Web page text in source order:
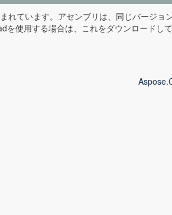
ています。アセンブリは、同じバージョ
使用する場合は、これをダウンロードして